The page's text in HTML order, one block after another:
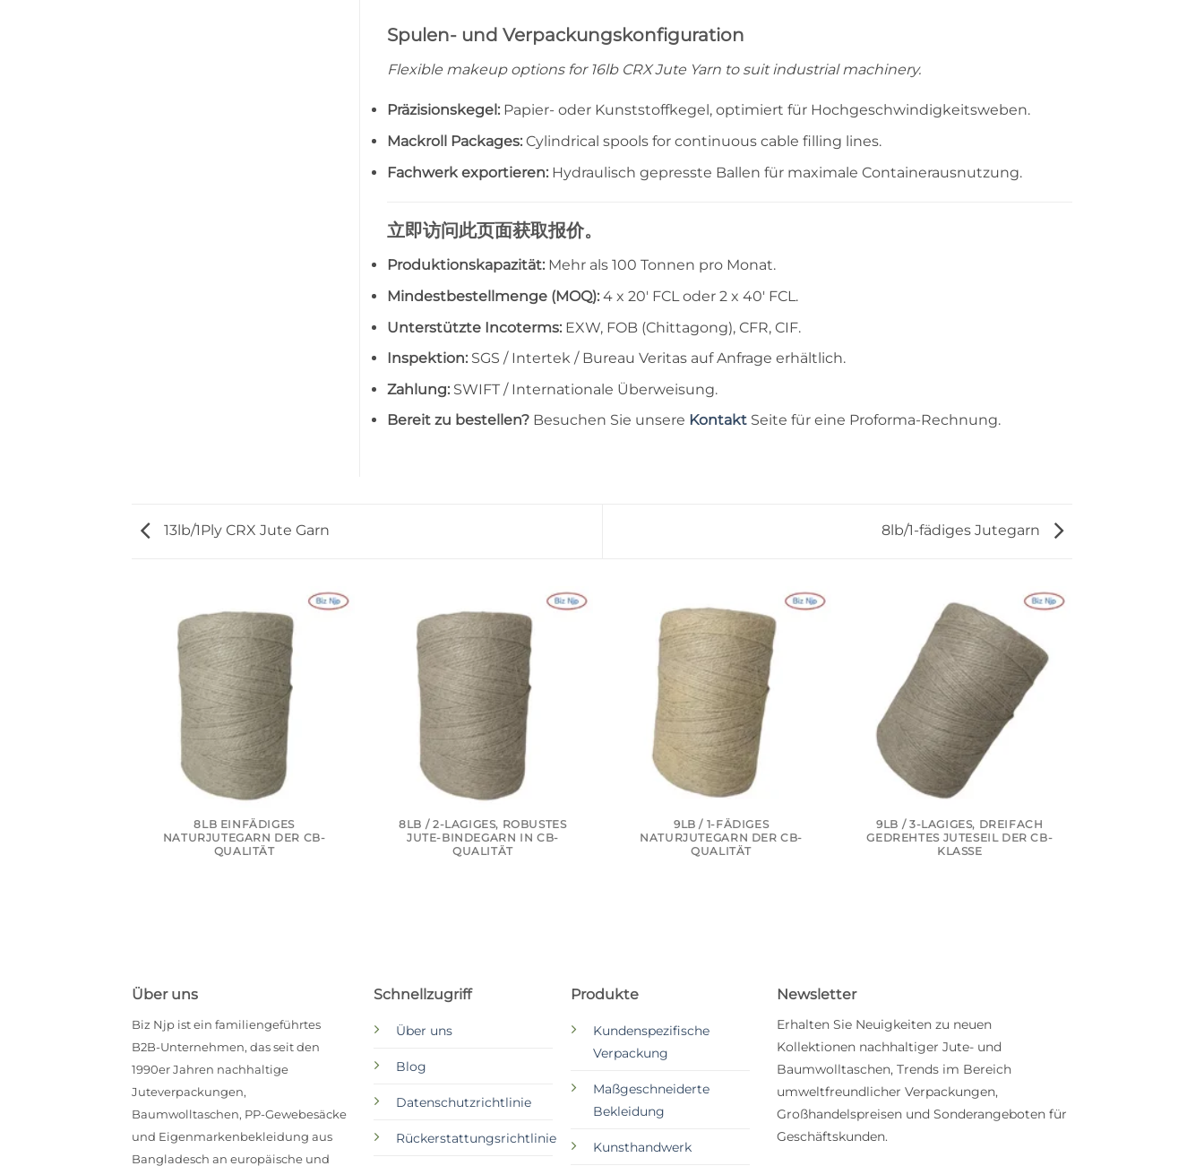
Spulen- und Verpackungskonfiguration
Flexible makeup options for 16lb CRX Jute Yarn to suit industrial machinery.
Präzisionskegel: Papier- oder Kunststoffkegel, optimiert für Hochgeschwindigkeitsweben.
Mackroll Packages: Cylindrical spools for continuous cable filling lines.
Fachwerk exportieren: Hydraulisch gepresste Ballen für maximale Containerausnutzung.
立即访问此页面获取报价。
Produktionskapazität: Mehr als 100 Tonnen pro Monat.
Mindestbestellmenge (MOQ): 4 x 20′ FCL oder 2 x 40′ FCL.
Unterstützte Incoterms: EXW, FOB (Chittagong), CFR, CIF.
Inspektion: SGS / Intertek / Bureau Veritas auf Anfrage erhältlich.
Zahlung: SWIFT / Internationale Überweisung.
Bereit zu bestellen? Besuchen Sie unsere Kontakt Seite für eine Proforma-Rechnung.
13lb/1Ply CRX Jute Garn 8lb/1-fädiges Jutegarn
8LB EINFÄDIGES
NATURJUTEGARN DER CB-
QUALITÄT
8LB / 2-LAGIGES, ROBUSTES
JUTE-BINDEGARN IN CB-
QUALITÄT
9LB / 1-FÄDIGES
NATURJUTEGARN DER CB-
QUALITÄT
9LB / 3-LAGIGES, DREIFACH
GEDREHTES JUTESEIL DER CB-
KLASSE
Über uns
Biz Njp ist ein familiengeführtes
B2B-Unternehmen, das seit den
1990er Jahren nachhaltige
Juteverpackungen,
Baumwolltaschen, PP-Gewebesäcke
und Eigenmarkenbekleidung aus
Bangladesch an europäische und
Schnellzugriff
Über uns
Blog
Datenschutzrichtlinie
Rückerstattungsrichtlinie
Produkte
Kundenspezifische
Verpackung
Maßgeschneiderte
Bekleidung
Kunsthandwerk
Newsletter
Erhalten Sie Neuigkeiten zu neuen
Kollektionen nachhaltiger Jute- und
Baumwolltaschen, Trends im Bereich
umweltfreundlicher Verpackungen,
Großhandelspreisen und Sonderangeboten für
Geschäftskunden.